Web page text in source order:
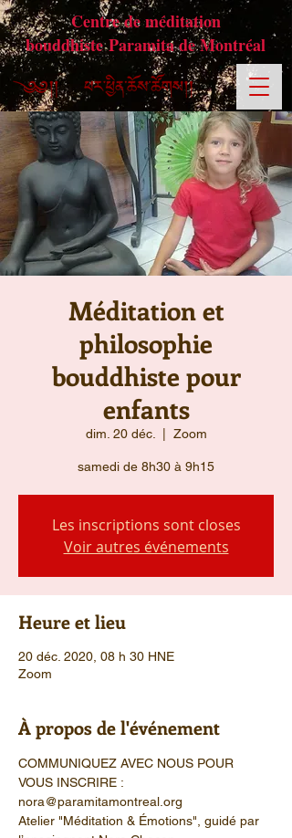
Centre de méditation
bouddhiste Paramita de Montréal
Méditation et
philosophie
bouddhiste pour
enfants
dim. 20 déc. Zoom
samedi de 8h30 à 9h15
Les inscriptions sont closes
Voir autres événements
Heure et lieu
20 déc. 2020, 08 h 30 HNE
Zoom
À propos de l'événement
COMMUNIQUEZ AVEC NOUS POUR
VOUS INSCRIRE :
nora@paramitamontreal.org
Atelier "Méditation & Émotions", guidé par